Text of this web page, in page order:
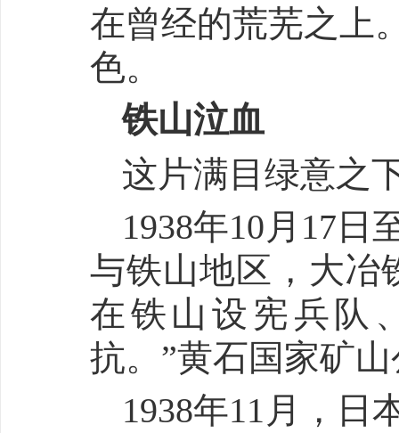
在曾经的荒芜之上
色。
铁山泣血
这片满目绿意之
1938年10月17日
与铁山地区，大冶
在铁山设宪兵队
抗。”黄石国家矿
1938年11月，日